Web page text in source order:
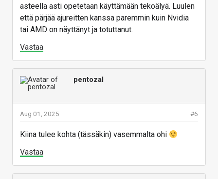
asteella asti opetetaan käyttämään tekoälyä. Luulen
että pärjää ajureitten kanssa paremmin kuin Nvidia
tai AMD on näyttänyt ja totuttanut.
Vastaa
pentozal
#6
Aug 01, 2025
Kiina tulee kohta (tässäkin) vasemmalta ohi
Vastaa